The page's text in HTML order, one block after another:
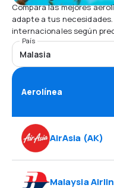
Compara las mejores
adapte a tus
internacionales según
País
Malasia
Aerolínea
AirAsia (AK)